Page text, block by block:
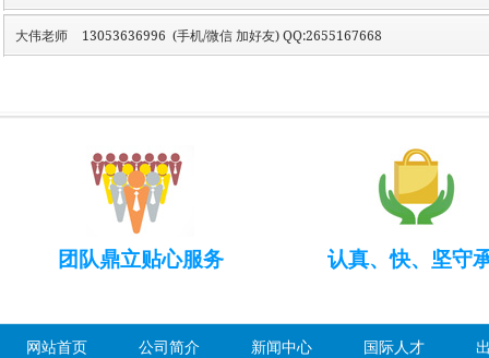
大伟老师 13053636996 (手机/微信 加好友) QQ:2655167668
团队鼎立贴心服务 认真、快、坚守
网站首页 公司简介 新闻中心 国际人才